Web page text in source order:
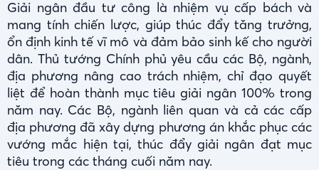
Giải ngân đầu tư công là nhiệm vụ cấp bách và
mang tính chiến lược, giúp thúc đẩy tăng trưởng,
ổn định kinh tế vĩ mô và đảm bảo sinh kế cho người
dân. Thủ tướng Chính phủ yêu cầu các Bộ, ngành,
địa phương nâng cao trách nhiệm, chỉ đạo quyết
liệt để hoàn thành mục tiêu giải ngân 100% trong
năm nay. Các Bộ, ngành liên quan và cả các cấp
địa phương đã xây dựng phương án khắc phục các
vướng mắc hiện tại, thúc đẩy giải ngân đạt mục
tiêu trong các tháng cuối năm nay.